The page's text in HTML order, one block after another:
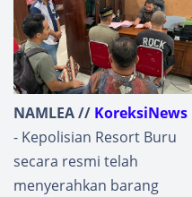
NAMLEA // KoreksiNews
- Kepolisian Resort Buru
secara resmi telah
menyerahkan barang